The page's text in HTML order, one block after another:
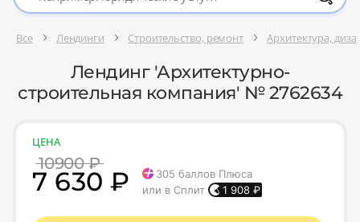
Все Лендинги Строительство, ремонт Архитектура,
Лендинг 'Архитектурно-
строительная компания' № 2762634
ЦЕНА
10900 ₽
7 630 ₽ 305 баллов Плюса
или в Сплит
1 908 ₽